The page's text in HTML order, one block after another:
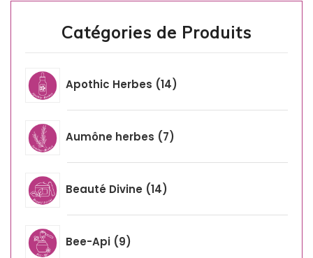
Catégories de Produits
Apothic Herbes 14
Aumône herbes 7
Beauté Divine 14
Bee-Api 9